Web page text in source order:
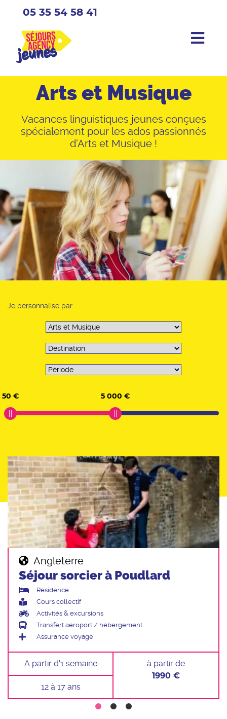
05 35 54 58 41
Arts et Musique
Vacances linguistiques jeunes conçues
spécialement pour les ados passionnés
d'Arts et Musique !
Je personnalise par
50 € 5 000 €
Angleterre
Séjour sorcier à Poudlard
Résidence
Cours collectif
Activités & excursions
Transfert aéroport / hébergement
Assurance voyage
A partir d'1 semaine
12 à 17 ans
à partir de
1990 €